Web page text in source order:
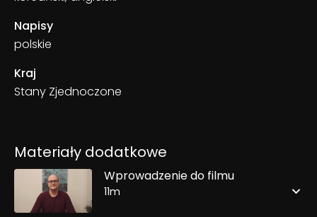
Napisy
polskie
Kraj
Stany Zjednoczone
Materiały dodatkowe
Wprowadzenie do filmu
11m